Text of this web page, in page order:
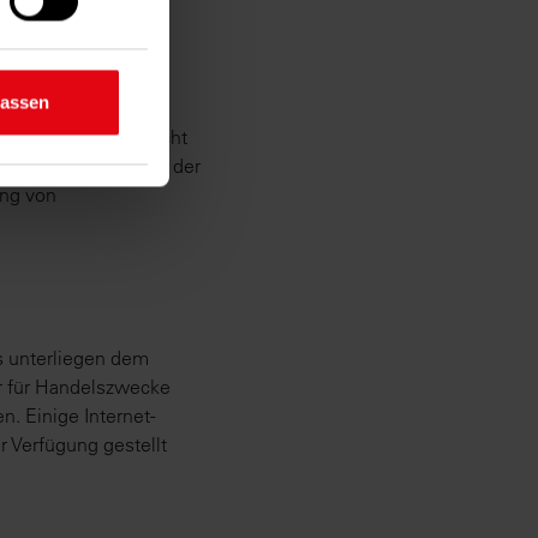
legen Sie
Bereichen
von nicht
Die Betreiber der
von
unterliegen dem
für Handelszwecke
Einige Internet-
Verfügung gestellt